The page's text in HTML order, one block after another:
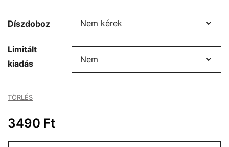
Díszdoboz
Limitált
kiadás
TÖRLÉS
3490 Ft